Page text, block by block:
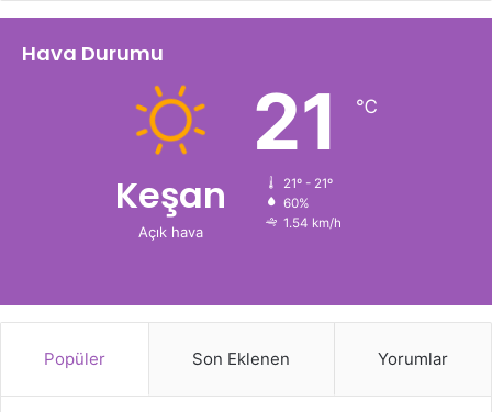
Hava Durumu
Keşan
Açık hava
21 ℃
21º - 21º
60%
1.54 km/h
Popüler Son Eklenen Yorumlar